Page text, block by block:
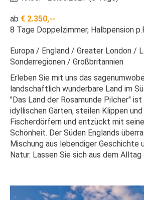
ab € 2.350,--
8 Tage Doppelzimmer, Halbpension
Europa England Greater London
Sonderregionen
Großbritannien
Erleben Sie mit uns das
landschaftlich wunderbare Land im
"Das Land der Rosamunde Pilcher"
idyllischen Gärten, steilen Klippen
Fischerdörfern und entzückt mit
Schönheit. Der Süden Englands
Mischung aus lebendiger Geschichte
Natur. Lassen Sie sich aus dem